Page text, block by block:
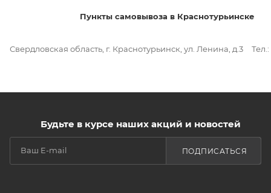
Пункты самовывоза в Краснотурьинске
Свердловская область, г. Краснотурьинск, ул. Ленина, д.3
Будьте в курсе наших акций и новостей
ПОДПИСАТЬСЯ